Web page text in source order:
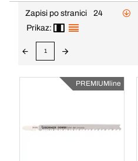
Zapisi po stranici
24
Prikaz:
1
PREMIUMline